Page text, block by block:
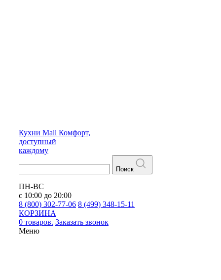
Кухни Mall Комфорт,
доступный
каждому
Поиск
ПН-ВС
с 10:00 до 20:00
8 (800) 302-77-06 8 (499) 348-15-11
КОРЗИНА
0 товаров. Заказать звонок
Меню